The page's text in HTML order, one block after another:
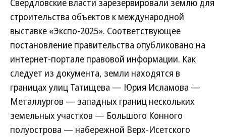
Свердловские власти зарезервировали землю для
строительства объектов к международной
выставке «Экспо-2025». Соответствующее
постановление правительства опубликовано на
интернет-портале правовой информации. Как
следует из документа, земли находятся в
границах улиц Татищева — Юрия Исламова —
Металлургов — западных границ нескольких
земельных участков — Большого Конного
полуострова — набережной Верх-Исетского